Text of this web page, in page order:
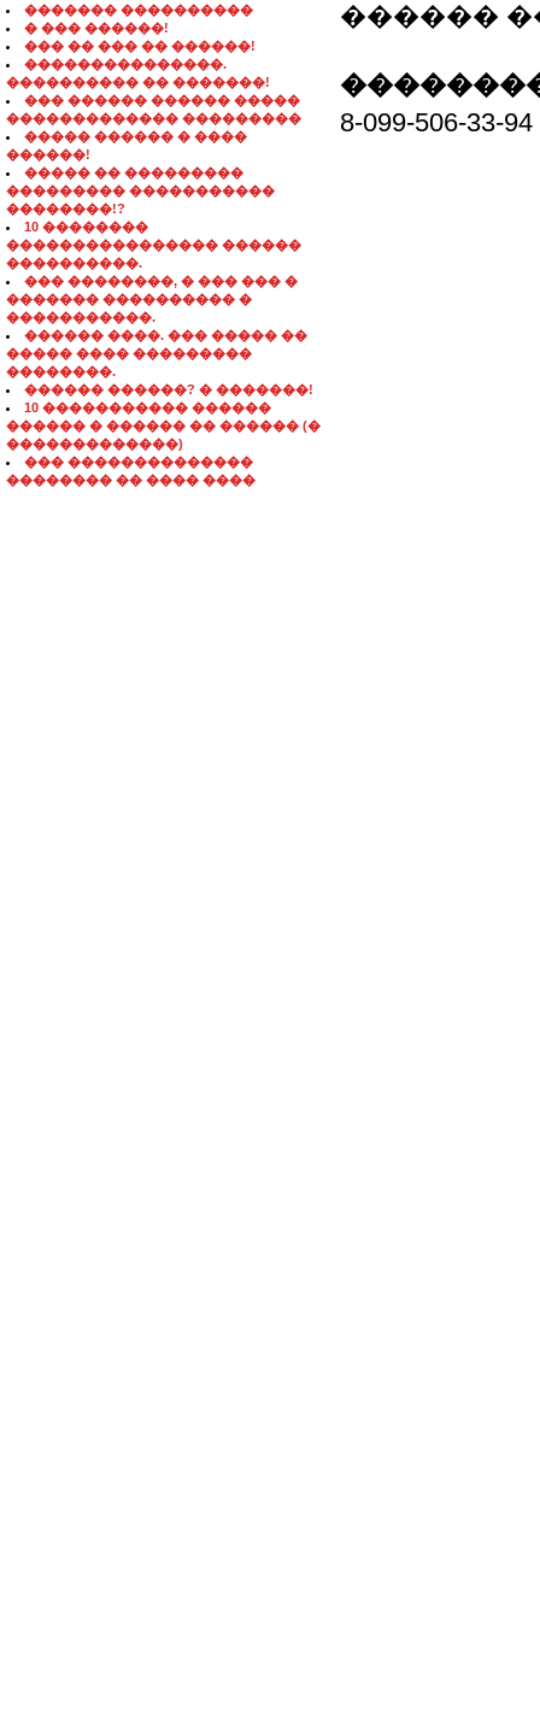
������� ����������
� ��� ������!
��� �� ��� �� ������!
���������������.
���������� �� �������!
��� ������ ������ �����
������������� ���������
����� ������ � ����
������!
����� �� ���������
��������� �����������
��������!?
10 ��������
���������������� ������
����������.
��� ��������, � ��� ��� �
������� ���������� �
�����������.
������ ����. ��� ����� ��
����� ���� ���������
��������.
������ ������? � �������!
10 ����������� ������
������ � ������ �� ������ (�
�������������)
��� ��������������
�������� �� ���� ����
������ �� e-
8-099-506-